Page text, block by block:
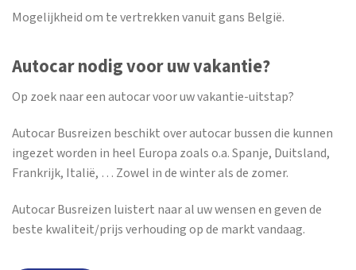
Mogelijkheid om te vertrekken vanuit gans België.
Autocar nodig voor uw vakantie?
Op zoek naar een autocar voor uw vakantie-uitstap?
Autocar Busreizen beschikt over autocar bussen die kunnen
ingezet worden in heel Europa zoals o.a. Spanje, Duitsland,
Frankrijk, Italië, … Zowel in de winter als de zomer.
Autocar Busreizen luistert naar al uw wensen en geven de
beste kwaliteit/prijs verhouding op de markt vandaag.